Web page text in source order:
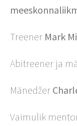
Treener Mark
Abitreener ja
Mänedžer
Vaimulik